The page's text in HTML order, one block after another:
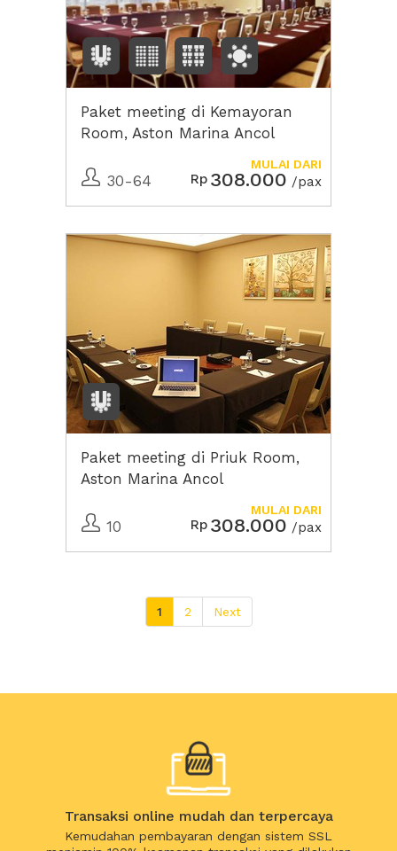
Paket meeting di Kemayoran
Room, Aston Marina Ancol
30-64 Rp 308.000 /pax
MULAI DARI
Paket meeting di Priuk Room,
Aston Marina Ancol
10 Rp 308.000 /pax
MULAI DARI
1 2 Next
Transaksi online mudah dan terpercaya
Kemudahan pembayaran dengan sistem SSL